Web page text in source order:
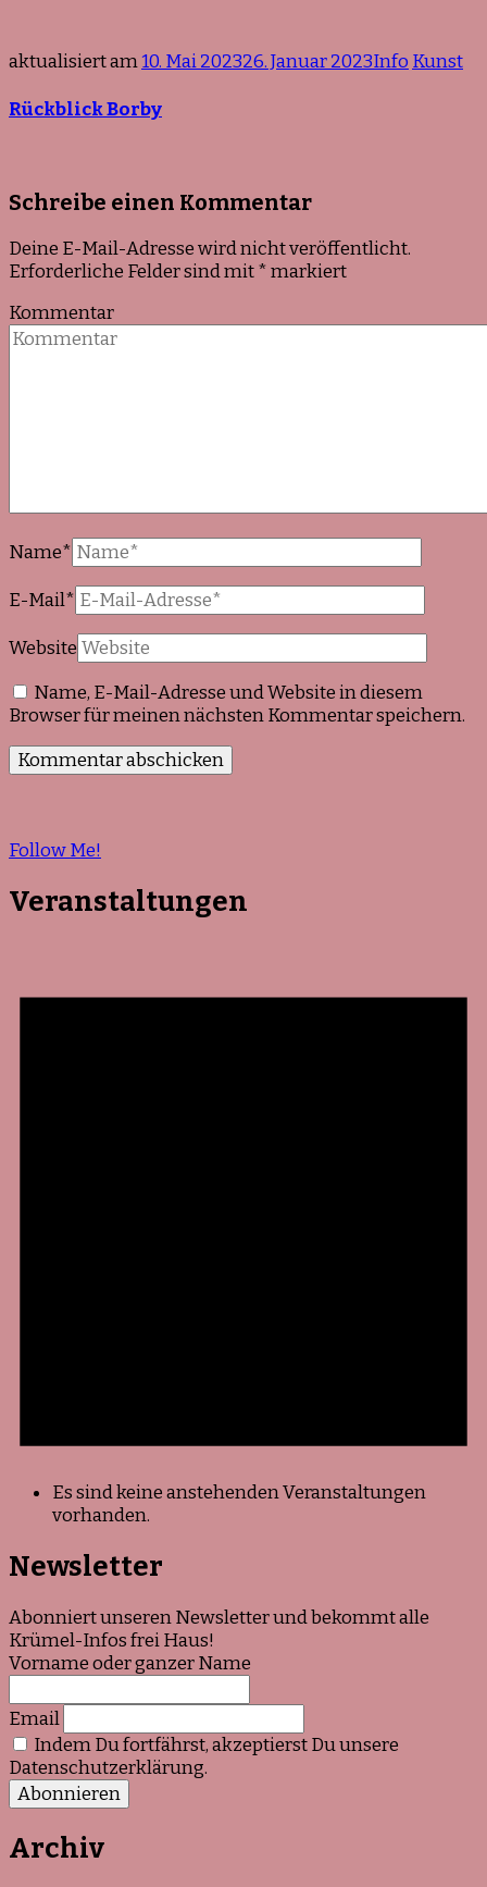
aktualisiert am10. Mai 202326. Januar 2023Info Kunst
Rückblick Borby
Schreibe einen Kommentar
Deine E-Mail-Adresse wird nicht veröffentlicht.
Erforderliche Felder sind mit*markiert
Kommentar
Name*
E-Mail*
Website
Name, E-Mail-Adresse und Website in diesem
Browser für meinen nächsten Kommentar speichern.
Follow Me!
Veranstaltungen
Es sind keine anstehenden Veranstaltungen
vorhanden.
Newsletter
Abonniert unseren Newsletter und bekommt alle
Krümel-Infos frei Haus!
Vorname oder ganzer Name
Email
Indem Du fortfährst, akzeptierst Du unsere
Datenschutzerklärung.
Archiv